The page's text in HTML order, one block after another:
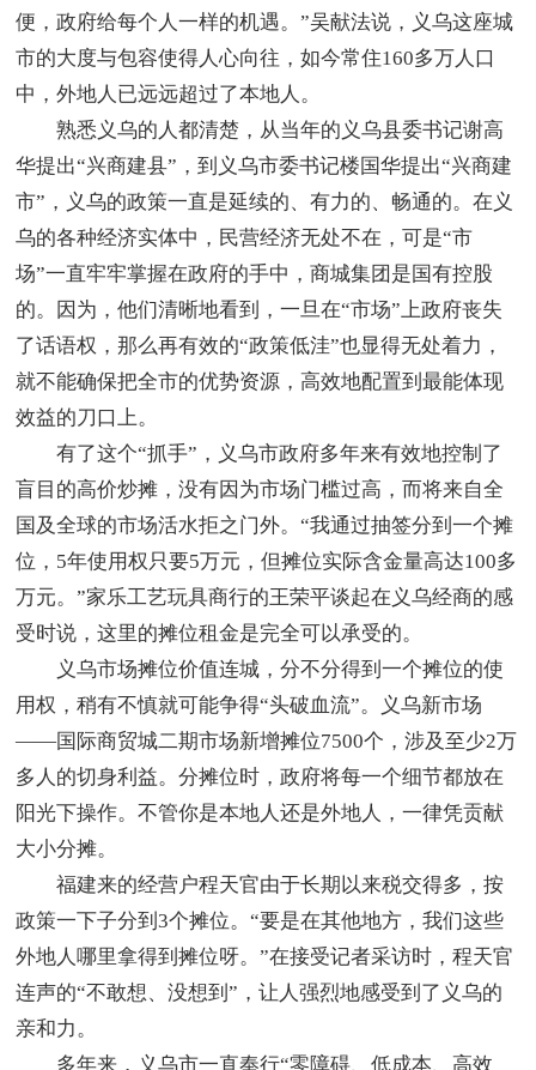
便，政府给每个人一样的机遇。”吴献法说，义乌这座城
市的大度与包容使得人心向往，如今常住160多万人口
中，外地人已远远超过了本地人。
熟悉义乌的人都清楚，从当年的义乌县委书记谢高
华提出“兴商建县”，到义乌市委书记楼国华提出“兴商建
市”，义乌的政策一直是延续的、有力的、畅通的。在义
乌的各种经济实体中，民营经济无处不在，可是“市
场”一直牢牢掌握在政府的手中，商城集团是国有控股
的。因为，他们清晰地看到，一旦在“市场”上政府丧失
了话语权，那么再有效的“政策低洼”也显得无处着力，
就不能确保把全市的优势资源，高效地配置到最能体现
效益的刀口上。
有了这个“抓手”，义乌市政府多年来有效地控制了
盲目的高价炒摊，没有因为市场门槛过高，而将来自全
国及全球的市场活水拒之门外。“我通过抽签分到一个摊
位，5年使用权只要5万元，但摊位实际含金量高达100多
万元。”家乐工艺玩具商行的王荣平谈起在义乌经商的感
受时说，这里的摊位租金是完全可以承受的。
义乌市场摊位价值连城，分不分得到一个摊位的使
用权，稍有不慎就可能争得“头破血流”。义乌新市场
——国际商贸城二期市场新增摊位7500个，涉及至少2万
多人的切身利益。分摊位时，政府将每一个细节都放在
阳光下操作。不管你是本地人还是外地人，一律凭贡献
大小分摊。
福建来的经营户程天官由于长期以来税交得多，按
政策一下子分到3个摊位。“要是在其他地方，我们这些
外地人哪里拿得到摊位呀。”在接受记者采访时，程天官
连声的“不敢想、没想到”，让人强烈地感受到了义乌的
亲和力。
多年来，义乌市一直奉行“零障碍、低成本、高效